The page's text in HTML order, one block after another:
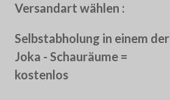
Versandart wählen :
Selbstabholung in einem der
Joka - Schauräume =
kostenlos